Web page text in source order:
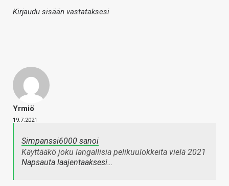
Kirjaudu sisään vastataksesi
Yrmiö
19.7.2021
Simpanssi6000 sanoi
Käyttääkö joku langallisia pelikuulokkeita vielä 2021
Napsauta laajentaaksesi…